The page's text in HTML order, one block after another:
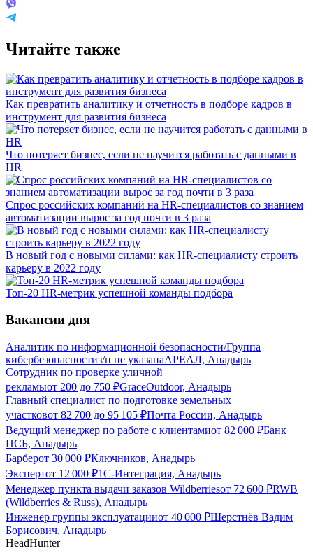
Читайте также
Как превратить аналитику и отчетность в подборе кадров в
инструмент для развития бизнеса
Что потеряет бизнес, если не научится работать с данными в
HR
Спрос российских компаний на HR-специалистов со знанием
автоматизации вырос за год почти в 3 раза
В новый год с новыми силами: как HR-специалисту строить
карьеру в 2022 году
Топ-20 HR-метрик успешной команды подбора
Вакансии дня
Аналитик по информационной безопасности/Группа
кибербезопасностиз/п не указанаАРЕАЛ, Анадырь
Сотрудник по проверке уличной
рекламыот 200 до 750 ₽GraceOutdoor, Анадырь
Главный специалист по подготовке земельных
участковот 82 700 до 95 105 ₽Почта России, Анадырь
Ведущий менеджер по работе с клиентамиот 82 000 ₽Банк
ПСБ, Анадырь
Барберот 30 000 ₽Ключников, Анадырь
Экспертот 12 000 ₽1С-Интеграция, Анадырь
Менеджер пункта выдачи заказов Wildberriesот 72 600 ₽RWB
(Wildberries & Russ), Анадырь
Инженер группы эксплуатацииот 40 000 ₽Шерстнёв Вадим
Борисович, Анадырь
HeadHunter